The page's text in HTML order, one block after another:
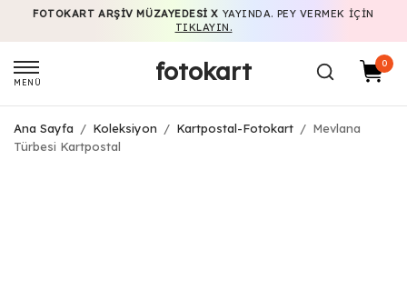
FOTOKART ARŞIV MÜZAYEDESI X YAYINDA. PEY VERMEK IÇIN
TIKLAYIN.
MENÜ fotokart 0
Ana Sayfa / Koleksiyon / Kartpostal-Fotokart / Mevlana
Türbesi Kartpostal